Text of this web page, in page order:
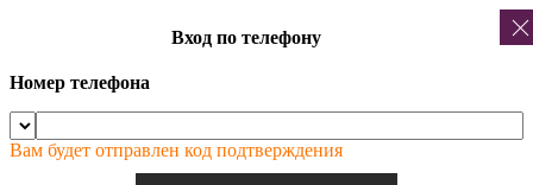
Вход по телефону
Номер телефона
Вам будет отправлен код подтверждения